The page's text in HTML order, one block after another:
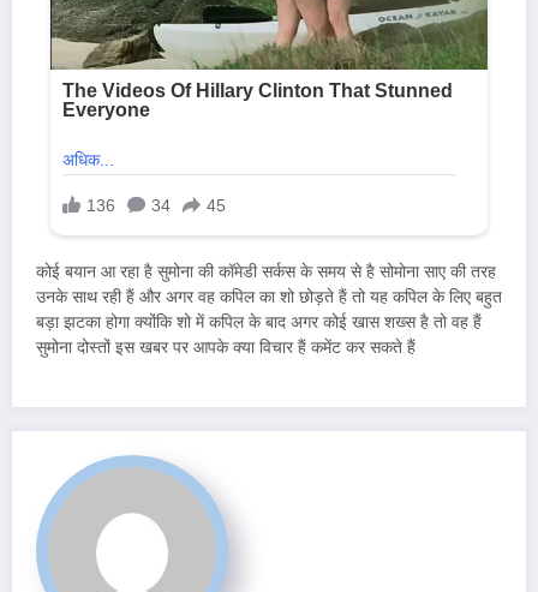
कोई बयान आ रहा है सुमोना की कॉमेडी सर्कस के समय से है सोमोना साए की तरह
उनके साथ रही हैं और अगर वह कपिल का शो छोड़ते हैं तो यह कपिल के लिए बहुत
बड़ा झटका होगा क्योंकि शो में कपिल के बाद अगर कोई खास शख्स है तो वह हैं
सुमोना दोस्तों इस खबर पर आपके क्या विचार हैं कमेंट कर सकते हैं